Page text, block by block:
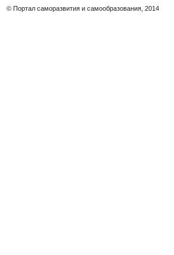
© Портал саморазвития и самообразования, 2014